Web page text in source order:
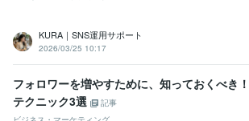
KURA｜SNS運用サポート
2026/03/25 10:17
フォロワーを増やすために、知っておくべき！
テクニック3選
記事